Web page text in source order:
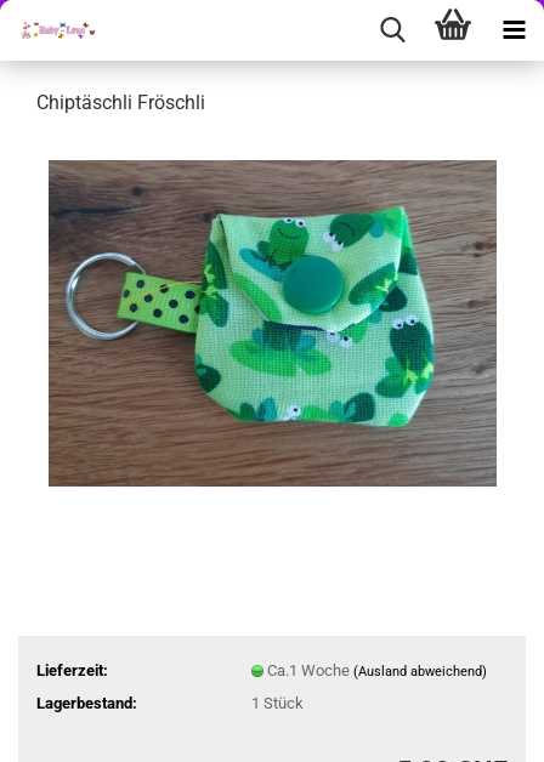
Chiptäschli Fröschli
Lieferzeit: Ca.1 Woche (Ausland abweichend)
Lagerbestand: 1 Stück